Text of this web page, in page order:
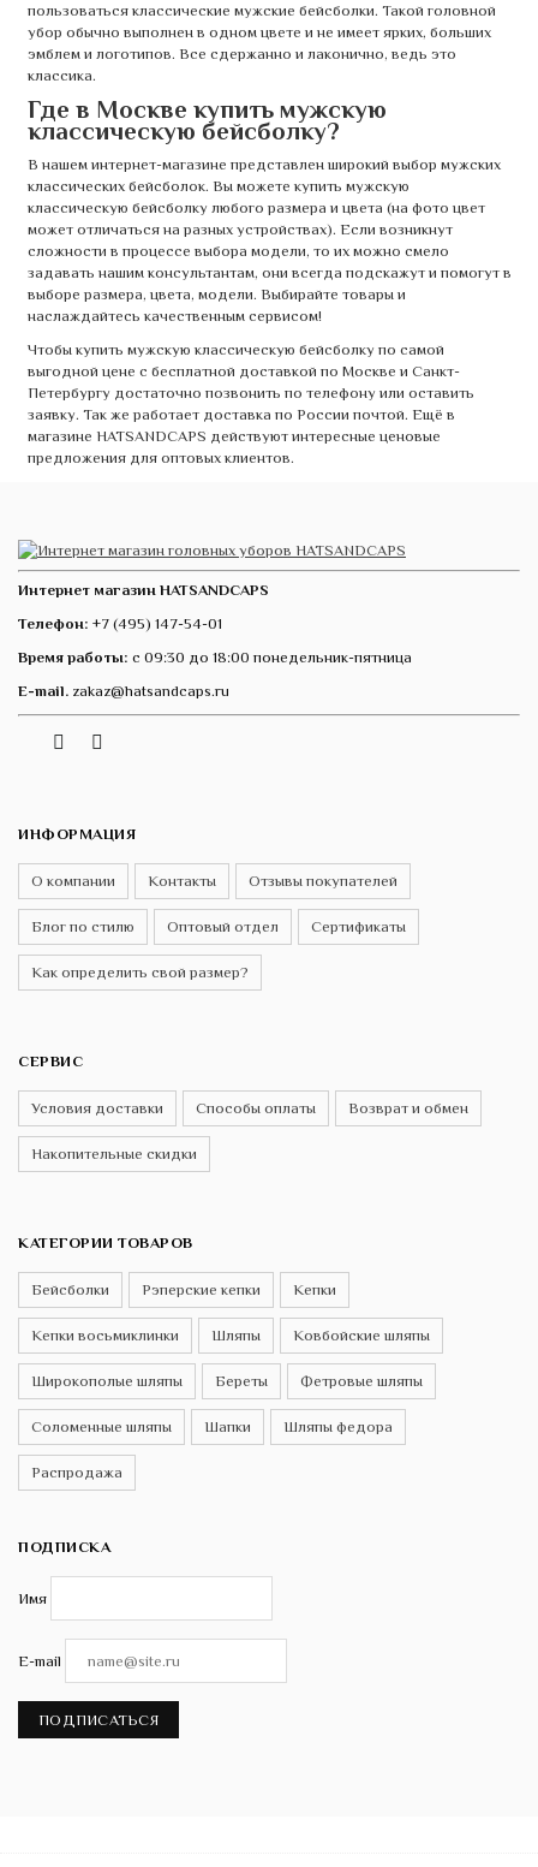
пользоваться классические мужские бейсболки. Такой головной
убор обычно выполнен в одном цвете и не имеет ярких, больших
эмблем и логотипов. Все сдержанно и лаконично, ведь это
классика.
Где в Москве купить мужскую
классическую бейсболку?
В нашем интернет-магазине представлен широкий выбор мужских
классических бейсболок. Вы можете купить мужскую
классическую бейсболку любого размера и цвета (на фото цвет
может отличаться на разных устройствах). Если возникнут
сложности в процессе выбора модели, то их можно смело
задавать нашим консультантам, они всегда подскажут и помогут в
выборе размера, цвета, модели. Выбирайте товары и
наслаждайтесь качественным сервисом!
Чтобы купить мужскую классическую бейсболку по самой
выгодной цене с бесплатной доставкой по Москве и Санкт-
Петербургу достаточно позвонить по телефону или оставить
заявку. Так же работает доставка по России почтой. Ещё в
магазине HATSANDCAPS действуют интересные ценовые
предложения для оптовых клиентов.
Интернет магазин HATSANDCAPS
Телефон: +7 (495) 147-54-01
Время работы: с 09:30 до 18:00 понедельник-пятница
E-mail. zakaz@hatsandcaps.ru
Telegram
ИНФОРМАЦИЯ
О компании Контакты Отзывы покупателей
Блог по стилю Оптовый отдел Сертификаты
Как определить свой размер?
СЕРВИС
Условия доставки Способы оплаты Возврат и обмен
Накопительные скидки
КАТЕГОРИИ ТОВАРОВ
Бейсболки Рэперские кепки Кепки
Кепки восьмиклинки Шляпы Ковбойские шляпы
Широкополые шляпы Береты Фетровые шляпы
Соломенные шляпы Шапки Шляпы федора
Распродажа
ПОДПИСКА
Имя
E-mail
ПОДПИСАТЬСЯ